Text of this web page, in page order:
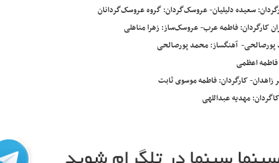
سعیده دلیلیان- عروسک‌گردان: گروه عروسک‌گردانان
فاطمه عرب- عروسک‌ساز: زهرا مناهلی
پورصالحی- آهنگساز: محمد پورصالحی
فاطمه اعظمی
کارگردان: فاطمه موسوی ثابت
مهدیه عبداللهی